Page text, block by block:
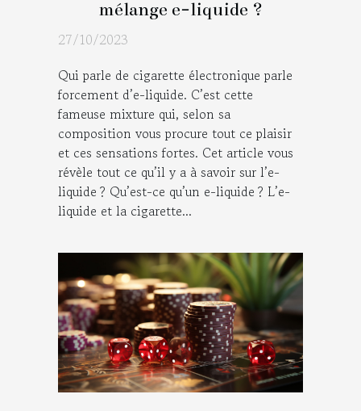
mélange e-liquide ?
27/10/2023
Qui parle de cigarette électronique parle
forcement d’e-liquide. C’est cette
fameuse mixture qui, selon sa
composition vous procure tout ce plaisir
et ces sensations fortes. Cet article vous
révèle tout ce qu’il y a à savoir sur l’e-
liquide ? Qu’est-ce qu’un e-liquide ? L’e-
liquide et la cigarette...